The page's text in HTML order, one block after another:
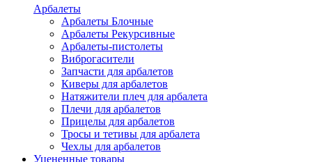
Арбалеты
Арбалеты Блочные
Арбалеты Рекурсивные
Арбалеты-пистолеты
Виброгасители
Запчасти для арбалетов
Киверы для арбалетов
Натяжители плеч для арбалета
Плечи для арбалетов
Прицелы для арбалетов
Тросы и тетивы для арбалета
Чехлы для арбалетов
Уцененные товары